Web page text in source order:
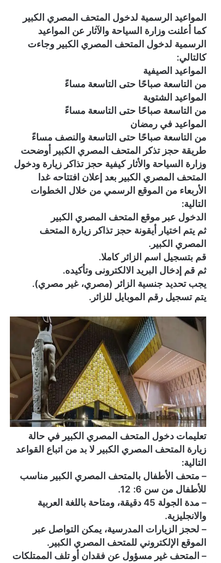
المواعيد الرسمية لدخول المتحف المصري الكبير
كما أعلنت وزارة السياحة والآثار عن المواعيد
الرسمية لدخول المتحف المصري الكبير وجاءت
كالتالي:
المواعيد الصيفية
من التاسعة صباحًا حتى التاسعة مساءً
المواعيد الشتوية
من التاسعة صباحًا حتى التاسعة مساءً
المواعيد في رمضان
من التاسعة صباحًا حتى التاسعة والنصف مساءً
طريقة حجز تذكر المتحف المصري الكبير أوضحت
وزارة السياحة والأثار كيفية حجز تذاكر زيارة ودخول
المتحف المصري الكبير بعد إعلان افتتاحه غدا
الأربعاء من الموقع الرسمي من خلال الخطوات
التالية:
الدخول عبر موقع المتحف المصري الكبير
ثم يتم اختيار أيقونة حجز تذاكر زيارة المتحف
المصري الكبير.
قم بتسجيل اسم الزائر كاملا.
ثم قم إدخال البريد الالكترونى وتأكيده.
يجب تحديد جنسية الزائر (مصري، غير مصري).
يتم تسجيل رقم الموبايل للزائر.
تعليمات دخول المتحف المصري الكبير في حالة
زيارة المتحف المصري الكبير لا بد من اتباع القواعد
التالية:
– متحف الأطفال بالمتحف المصري الكبير مناسب
للأطفال من سن 6: 12.
– مدة الجولة 45 دقيقة، ومتاحة باللغة العربية
والانجليزية.
– لحجز الزيارات المدرسية، يمكن التواصل عبر
الموقع الإلكتروني للمتحف المصري الكبير.
– المتحف غير مسؤول عن فقدان أو تلف الممتلكات